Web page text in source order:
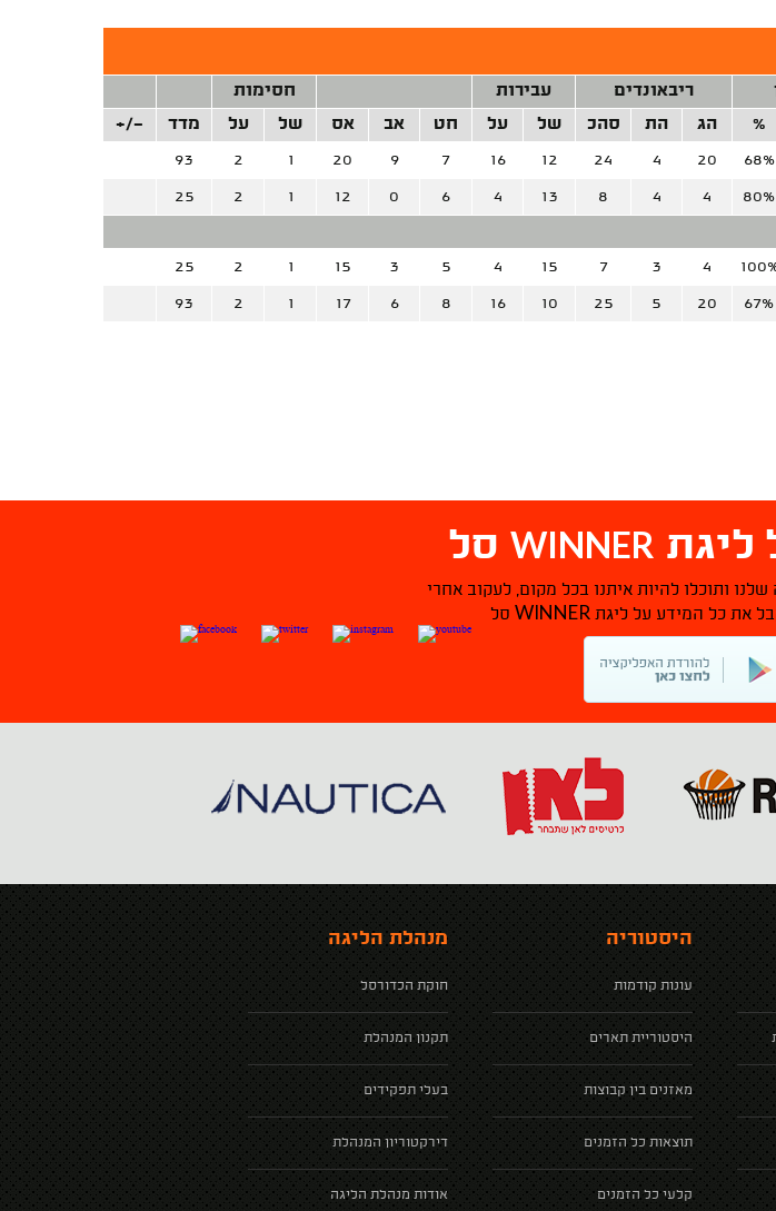
ריבאונדים עבירות
חסימות
% הג הת סהכ של על חט אב אס של על מדד +/-
68%
20
4
24
12
16
7
9
20
1
2
93
80%
4
4
8
13
4
6
0
12
1
2
25
4
3
7
15
4
5
3
15
1
2
25
67%
20
5
25
10
16
8
6
17
1
2
93
ליגת WINNER סל
ותוכלו להיות איתנו בכל מקום, לעקוב אחרי
את כל המידע על ליגת WINNER סל
היסטוריה
עונות קודמות
היסטוריית תארים
מאזנים בין קבוצות
תוצאות כל הזמנים
קלעי כל הזמנים
מנהלת הליגה
חוקת הכדורסל
תקנון המנהלת
בעלי תפקידים
דירקטוריון המנהלת
אודות מנהלת הליגה